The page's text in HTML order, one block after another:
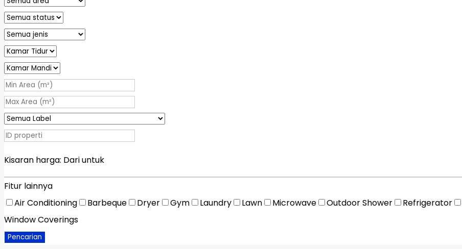
Kisaran harga: Dariuntuk
Fitur lainnya
Air Conditioning
Barbeque Dryer Gym Laundry Lawn Microwave Outdoor Shower Refrigerator
Window Coverings
Pencarian